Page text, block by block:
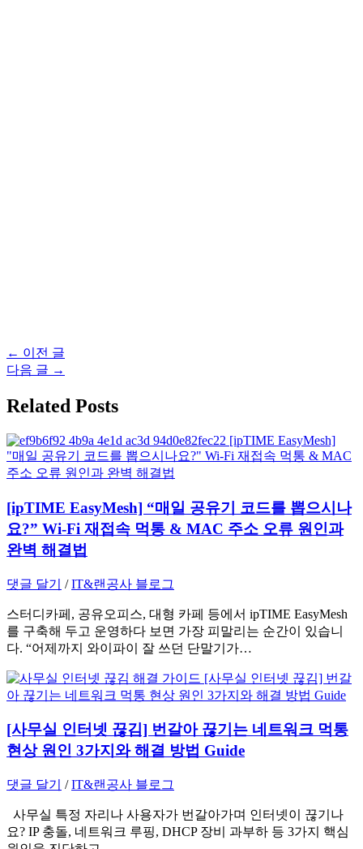
글
탐
← 이전 글
다음 글 →
Related Posts
[ipTIME EasyMesh] “매일 공유기 코드를 뽑으시나
요?” Wi-Fi 재접속 먹통 & MAC 주소 오류 원인과
완벽 해결법
댓글 달기 /IT&랜공사 블로그
스터디카페, 공유오피스, 대형 카페 등에서 ipTIME EasyMesh
를 구축해 두고 운영하다 보면 가장 피말리는 순간이 있습니
다. “어제까지 와이파이 잘 쓰던 단말기가…
[사무실 인터넷 끊김] 번갈아 끊기는 네트워크 먹통
현상 원인 3가지와 해결 방법 Guide
댓글 달기 /IT&랜공사 블로그
사무실 특정 자리나 사용자가 번갈아가며 인터넷이 끊기나
요? IP 충돌, 네트워크 루핑, DHCP 장비 과부하 등 3가지 핵심